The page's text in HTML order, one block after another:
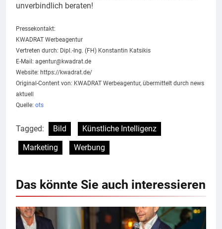
unverbindlich beraten!
Pressekontakt:
KWADRAT Werbeagentur
Vertreten durch: Dipl.-Ing. (FH) Konstantin Katsikis
E-Mail: agentur@kwadrat.de
Website: https://kwadrat.de/
Original-Content von: KWADRAT Werbeagentur, übermittelt durch news
aktuell
Quelle: ots
Tagged: Bild
Künstliche Intelligenz
Marketing
Werbung
Das könnte Sie auch interessieren